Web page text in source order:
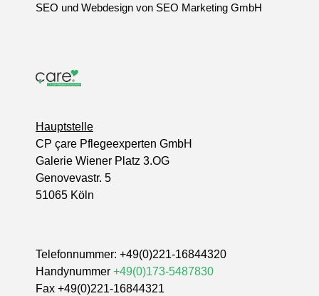
SEO und Webdesign von SEO Marketing GmbH
Hauptstelle
CP çare Pflegeexperten GmbH
Galerie Wiener Platz 3.OG
Genovevastr. 5
51065 Köln
Telefonnummer: +49(0)221-16844320
Handynummer +49(0)173-5487830
Fax +49(0)221-16844321